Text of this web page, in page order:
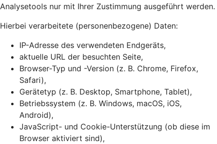
Analysetools nur mit Ihrer Zustimmung ausgeführt werden.
Hierbei verarbeitete (personenbezogene) Daten:
IP-Adresse des verwendeten Endgeräts,
aktuelle URL der besuchten Seite,
Browser-Typ und -Version (z. B. Chrome, Firefox,
Safari),
Gerätetyp (z. B. Desktop, Smartphone, Tablet),
Betriebssystem (z. B. Windows, macOS, iOS,
Android),
JavaScript- und Cookie-Unterstützung (ob diese im
Browser aktiviert sind),